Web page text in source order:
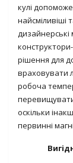
кулі
найсміливіші
дизайнерські
рішення для
враховувати
робоча
перевищувати
оскільки
первинні